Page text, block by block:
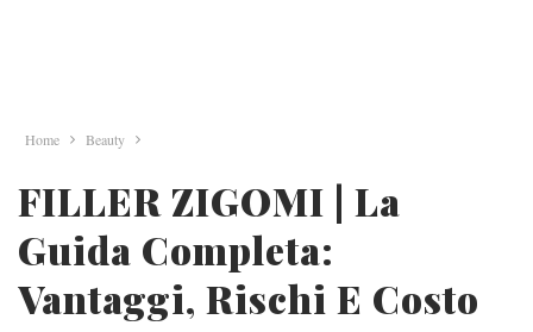
Home Beauty
FILLER ZIGOMI | La
Guida Completa:
Vantaggi, Rischi E Costo